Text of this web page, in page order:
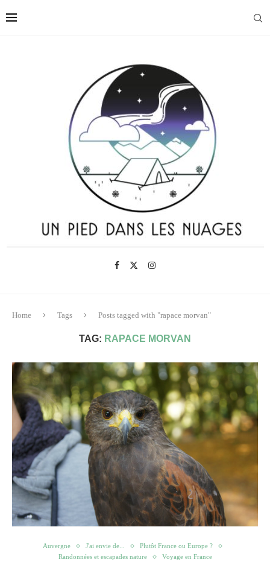
Home Tags Posts tagged with "rapace morvan"
TAG: RAPACE MORVAN
Auvergne J'ai envie de...
Plutôt France ou Europe ?
Randonnées et escapades nature
Voyage en France